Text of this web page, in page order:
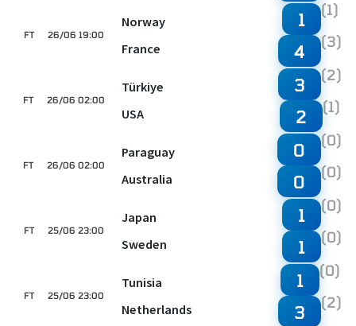
26/06 19:00
FT
Norway
France
1 (1)
4 (3)
26/06 02:00
FT
Türkiye
USA
3 (2)
2 (1)
26/06 02:00
FT
Paraguay
Australia
0 (0)
0 (0)
25/06 23:00
FT
Japan
Sweden
1 (0)
1 (0)
25/06 23:00
FT
Tunisia
Netherlands
1 (0)
3 (2)